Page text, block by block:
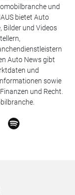
und
bietet Auto
Bilder und Videos
Auto News gibt
und
sowie
und Recht.